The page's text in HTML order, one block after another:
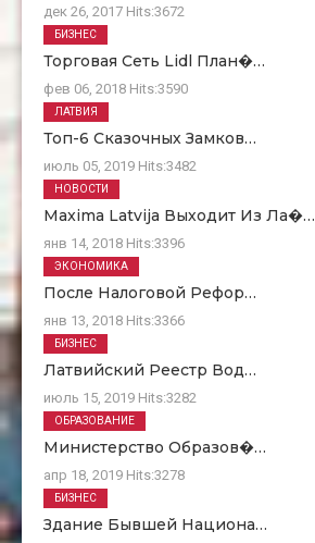
дек 26, 2017 Hits:3672
Торговая Сеть Lidl План�…
фев 06, 2018 Hits:3590
БИЗНЕС
Топ-6 Сказочных Замков…
июль 05, 2019 Hits:3482
ЛАТВИЯ
Maxima Latvija Выходит Из Ла�…
янв 14, 2018 Hits:3396
НОВОСТИ
После Налоговой Рефор…
янв 13, 2018 Hits:3366
ЭКОНОМИКА
Латвийский Реестр Вод…
июль 15, 2019 Hits:3282
БИЗНЕС
Министерство Образов�…
апр 18, 2019 Hits:3278
ОБРАЗОВАНИЕ
Здание Бывшей Национа…
БИЗНЕС